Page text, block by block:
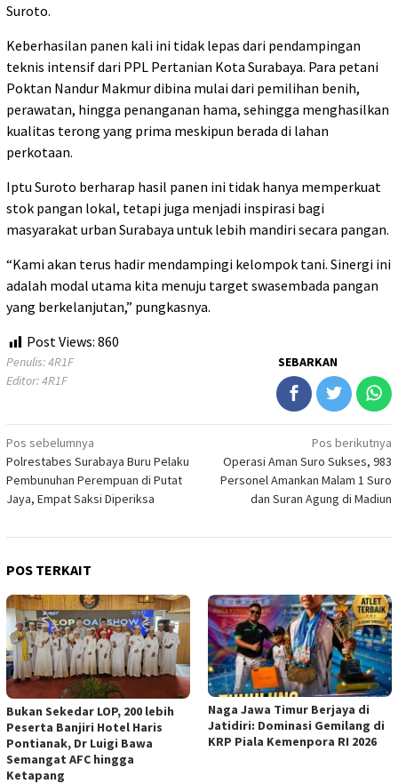
Suroto.
Keberhasilan panen kali ini tidak lepas dari pendampingan
teknis intensif dari PPL Pertanian Kota Surabaya. Para petani
Poktan Nandur Makmur dibina mulai dari pemilihan benih,
perawatan, hingga penanganan hama, sehingga menghasilkan
kualitas terong yang prima meskipun berada di lahan
perkotaan.
Iptu Suroto berharap hasil panen ini tidak hanya memperkuat
stok pangan lokal, tetapi juga menjadi inspirasi bagi
masyarakat urban Surabaya untuk lebih mandiri secara pangan.
“Kami akan terus hadir mendampingi kelompok tani. Sinergi ini
adalah modal utama kita menuju target swasembada pangan
yang berkelanjutan,” pungkasnya.
Post Views: 860
Penulis: 4R1F
Editor: 4R1F
SEBARKAN
Navigasi
pos
Pos sebelumnya
Polrestabes Surabaya Buru Pelaku
Pembunuhan Perempuan di Putat
Jaya, Empat Saksi Diperiksa
Pos berikutnya
Operasi Aman Suro Sukses, 983
Personel Amankan Malam 1 Suro
dan Suran Agung di Madiun
POS TERKAIT
Bukan Sekedar LOP, 200 lebih
Peserta Banjiri Hotel Haris
Pontianak, Dr Luigi Bawa
Semangat AFC hingga
Ketapang
Naga Jawa Timur Berjaya di
Jatidiri: Dominasi Gemilang di
KRP Piala Kemenpora RI 2026